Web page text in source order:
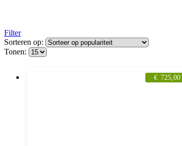
Filter
Sorteren op:
Tonen:
€ 725,00